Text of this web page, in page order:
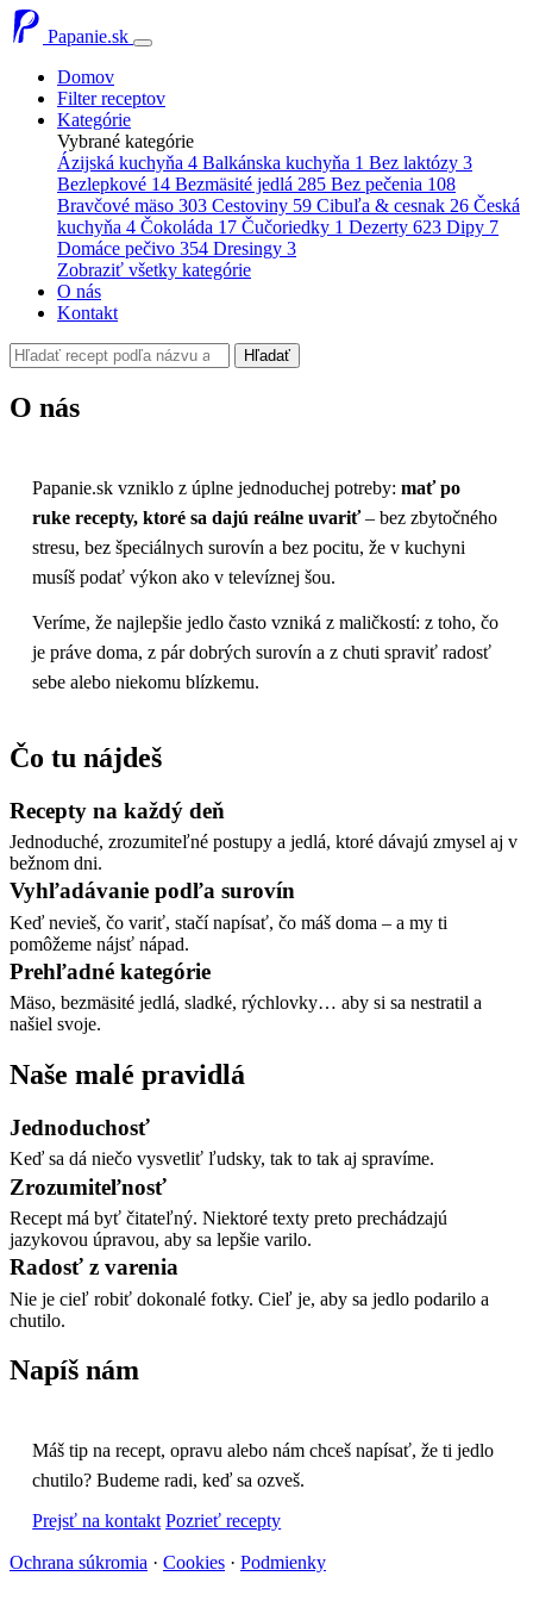
Papanie.sk
Domov
Filter receptov
Kategórie
Vybrané kategórie
Ázijská kuchyňa 4 Balkánska kuchyňa 1 Bez laktózy 3
Bezlepkové 14 Bezmäsité jedlá 285 Bez pečenia 108
Bravčové mäso 303 Cestoviny 59 Cibuľa & cesnak 26 Česká
kuchyňa 4 Čokoláda 17 Čučoriedky 1 Dezerty 623 Dipy 7
Domáce pečivo 354 Dresingy 3
Zobraziť všetky kategórie
O nás
Kontakt
Hľadať
O nás
Papanie.sk vzniklo z úplne jednoduchej potreby:mať po
ruke recepty, ktoré sa dajú reálne uvariť– bez zbytočného
stresu, bez špeciálnych surovín a bez pocitu, že v kuchyni
musíš podať výkon ako v televíznej šou.
Veríme, že najlepšie jedlo často vzniká z maličkostí: z toho, čo
je práve doma, z pár dobrých surovín a z chuti spraviť radosť
sebe alebo niekomu blízkemu.
Čo tu nájdeš
Recepty na každý deň
Jednoduché, zrozumiteľné postupy a jedlá, ktoré dávajú zmysel aj v
bežnom dni.
Vyhľadávanie podľa surovín
Keď nevieš, čo variť, stačí napísať, čo máš doma – a my ti
pomôžeme nájsť nápad.
Prehľadné kategórie
Mäso, bezmäsité jedlá, sladké, rýchlovky… aby si sa nestratil a
našiel svoje.
Naše malé pravidlá
Jednoduchosť
Keď sa dá niečo vysvetliť ľudsky, tak to tak aj spravíme.
Zrozumiteľnosť
Recept má byť čitateľný. Niektoré texty preto prechádzajú
jazykovou úpravou, aby sa lepšie varilo.
Radosť z varenia
Nie je cieľ robiť dokonalé fotky. Cieľ je, aby sa jedlo podarilo a
chutilo.
Napíš nám
Máš tip na recept, opravu alebo nám chceš napísať, že ti jedlo
chutilo? Budeme radi, keď sa ozveš.
Prejsť na kontakt Pozrieť recepty
Ochrana súkromia · Cookies · Podmienky